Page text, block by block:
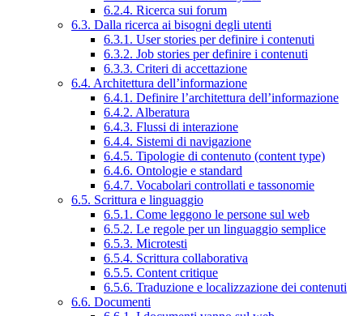
6.2.4. Ricerca sui forum
6.3. Dalla ricerca ai bisogni degli utenti
6.3.1. User stories per definire i contenuti
6.3.2. Job stories per definire i contenuti
6.3.3. Criteri di accettazione
6.4. Architettura dell’informazione
6.4.1. Definire l’architettura dell’informazione
6.4.2. Alberatura
6.4.3. Flussi di interazione
6.4.4. Sistemi di navigazione
6.4.5. Tipologie di contenuto (content type)
6.4.6. Ontologie e standard
6.4.7. Vocabolari controllati e tassonomie
6.5. Scrittura e linguaggio
6.5.1. Come leggono le persone sul web
6.5.2. Le regole per un linguaggio semplice
6.5.3. Microtesti
6.5.4. Scrittura collaborativa
6.5.5. Content critique
6.5.6. Traduzione e localizzazione dei contenuti
6.6. Documenti